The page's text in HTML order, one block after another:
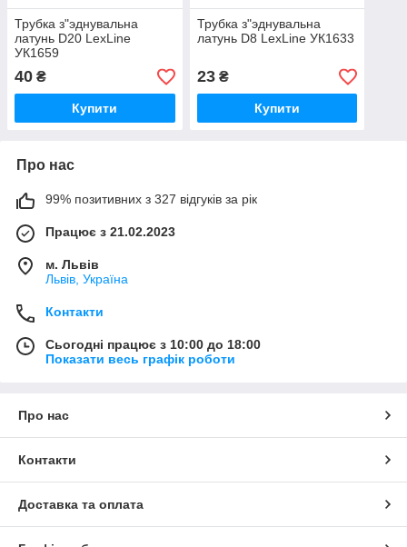
Трубка з"эднувальна
латунь D20 LexLine
УК1659
40 ₴
Купити
Трубка з"эднувальна
латунь D8 LexLine УК1633
23₴
Купити
Про нас
99% позитивних з 327 відгуків за рік
Працює з 21.02.2023
м. Львів
Львів, Україна
Контакти
Сьогодні працює з 10:00 до 18:00
Показати весь графік роботи
Про нас
Контакти
Доставка та оплата